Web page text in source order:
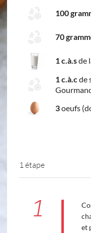
100
70
1 c.à.sde
1 c.à.cde
3oeufs
1 étape
1
et